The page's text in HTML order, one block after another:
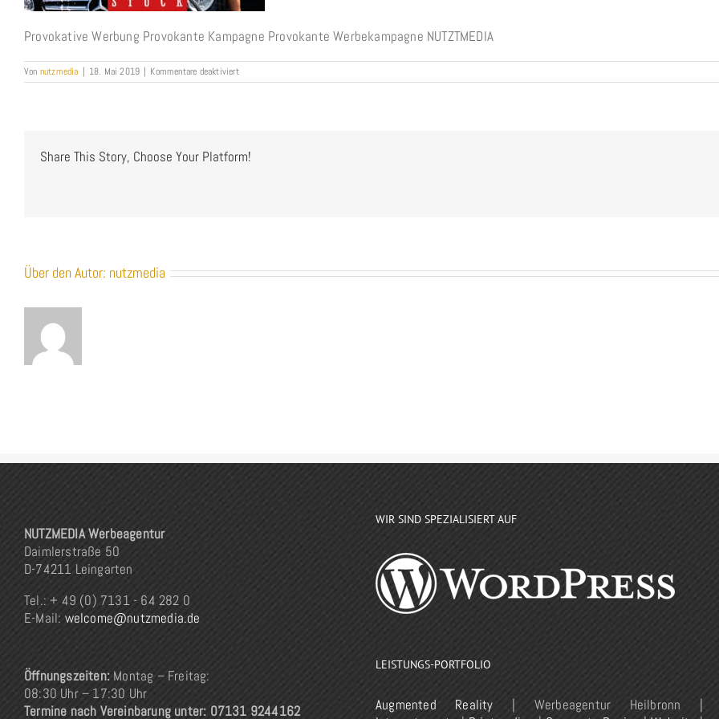
Provokative Werbung Provokante Kampagne Provokante Werbekampagne NUTZTMEDIA
Von nutzmedia | 18. Mai 2019 | Kommentare deaktiviertfür
Provokative
NUTZTMEDIA
Share This Story, Choose Your Platform!
Über den Autor: nutzmedia
NUTZMEDIA Werbeagentur
Daimlerstraße 50
D-74211 Leingarten
Tel.: + 49 (0) 7131 - 64 282 0
E-Mail: welcome@nutzmedia.de
Öffnungszeiten: Montag – Freitag:
08:30 Uhr – 17:30 Uhr
Termine nach Vereinbarung unter: 07131 9244162
WIR SIND SPEZIALISIERT AUF
LEISTUNGS-PORTFOLIO
Augmented Reality | Werbeagentur Heilbronn |